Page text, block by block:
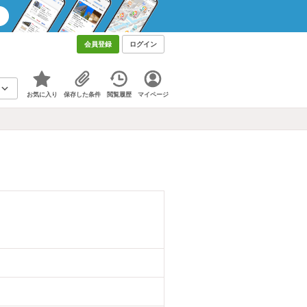
会員登録 ログイン
お気に入り 保存した条件 閲覧履歴 マイページ